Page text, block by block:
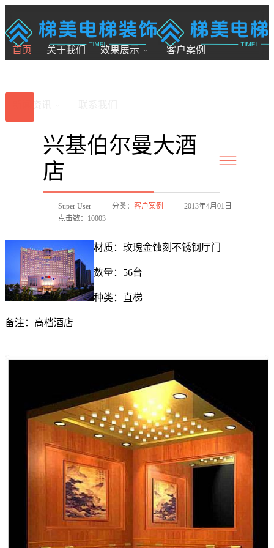
首页 关于我们 效果展示 客户案例
兴基伯尔曼大酒
店
Super User 分类： 客户案例
2013年4月01日
点击数：10003
材质：玫瑰金蚀刻不锈钢厅门
数量：56台
种类：直梯
备注：高档酒店